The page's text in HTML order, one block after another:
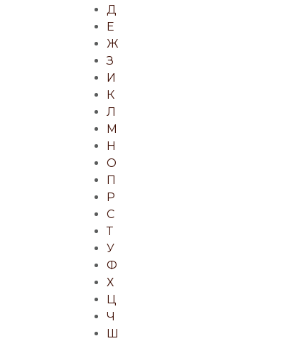
Д
Е
Ж
З
И
К
Л
М
Н
О
П
Р
С
Т
У
Ф
Х
Ц
Ч
Ш